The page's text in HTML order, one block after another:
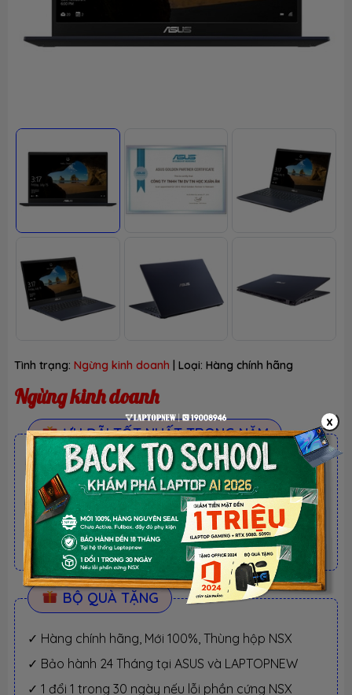
Tình trạng: Ngừng kinh doanh | Loại: Hàng chính hãng
Ngừng kinh doanh
ƯU ĐÃI TỐT NHẤT TRONG NĂM
BACK TO SCHOOL 2026.Xem chi tiết
- Laptop văn phòng. Giảm TM 300K
- Laptop Business. Giảm TM 500K
- Laptop RTX 5080, 5090: Giảm TM 1 TRIỆU
BỘ QUÀ TẶNG
✓ Hàng chính hãng, Mới 100%, Thùng hộp NSX
✓ Bảo hành 24 Tháng tại ASUS và LAPTOPNEW
✓ 1 đổi 1 trong 30 ngày nếu lỗi phần cứng NSX
x